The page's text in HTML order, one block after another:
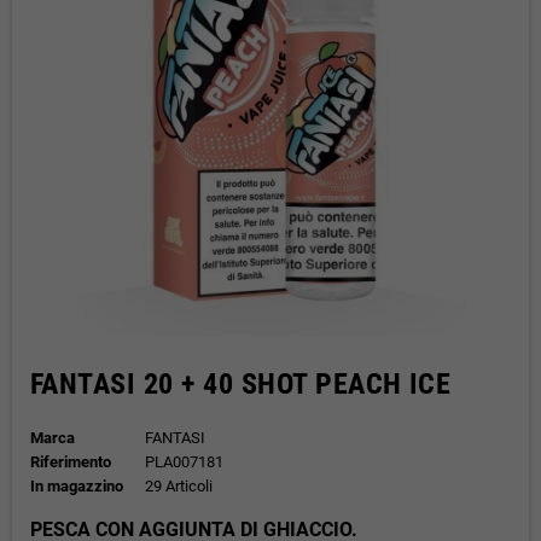
FANTASI 20 + 40 SHOT PEACH ICE
Marca
FANTASI
Riferimento
PLA007181
In magazzino
29 Articoli
PESCA CON AGGIUNTA DI GHIACCIO.